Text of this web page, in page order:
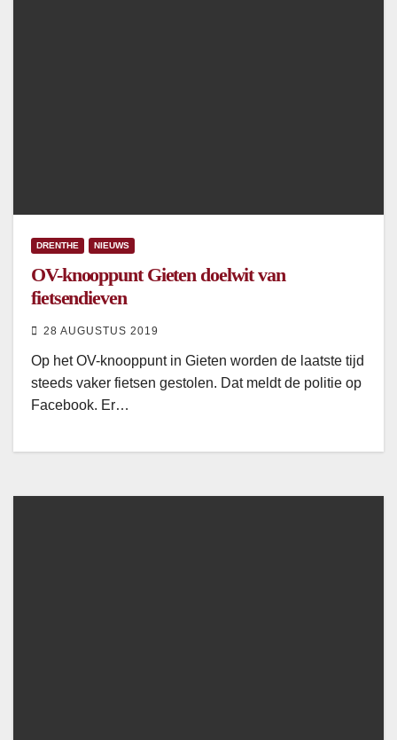
DRENTHE NIEUWS
OV-knooppunt Gieten doelwit van
fietsendieven
28 AUGUSTUS 2019
Op het OV-knooppunt in Gieten worden de laatste tijd
steeds vaker fietsen gestolen. Dat meldt de politie op
Facebook. Er…